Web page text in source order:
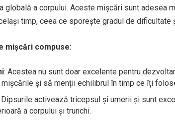
globală a corpului. Aceste mișcări sunt adesea
timp, ceea ce sporește gradul de
mișcări compuse:
: Acestea nu sunt doar excelente pentru
și să menții echilibrul în timp ce îți
Dipsurile activează tricepsul și umerii și sunt
a corpului și trunchi.